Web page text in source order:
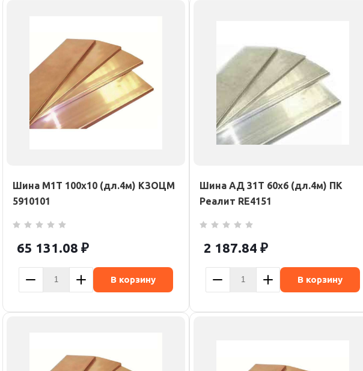
Шина М1Т 100х10 (дл.4м) КЗОЦМ
5910101
65 131.08 ₽
В корзину
Шина АД 31Т 60х6 (дл.4м) ПК
Реалит RE4151
2 187.84 ₽
В корзину